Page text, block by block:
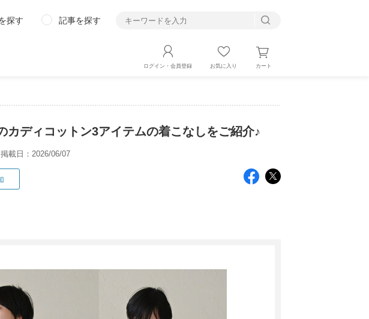
探す 記事を探す
ログイン・会員登録 お気に入り カート
カディコットン3アイテムの着こなしをご紹介♪
掲載日：2026/06/07